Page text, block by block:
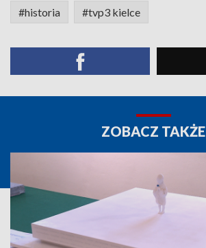
#historia #tvp3 kielce
ZOBACZ TAKŻE